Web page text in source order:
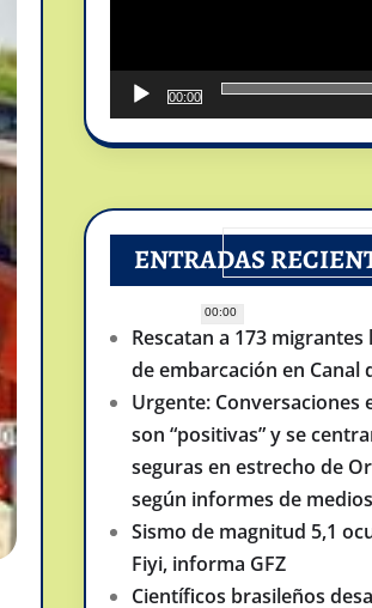
00:00
00:00
ENTRADAS
Rescatan a 173
de embarcación en Canal
Urgente: Conversaciones
son “positivas” y se
seguras en estrecho de
según informes de medios
Sismo de magnitud 5,1
Fiyi, informa GFZ
Científicos brasileños